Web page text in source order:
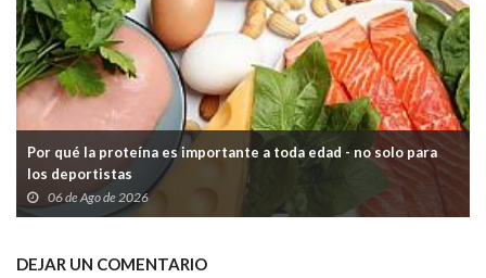
Por qué la proteína es importante a toda edad - no solo para
los deportistas
06 de Ago de 2026
DEJAR UN COMENTARIO